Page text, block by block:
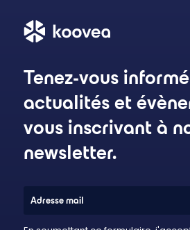
Tenez-vous
actualités et
vous inscrivant à
newsletter.